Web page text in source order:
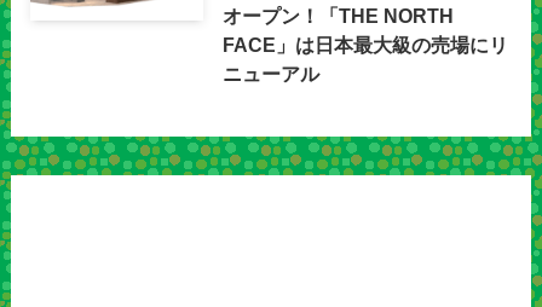
オープン！「THE NORTH
FACE」は日本最大級の売場にリ
ニューアル